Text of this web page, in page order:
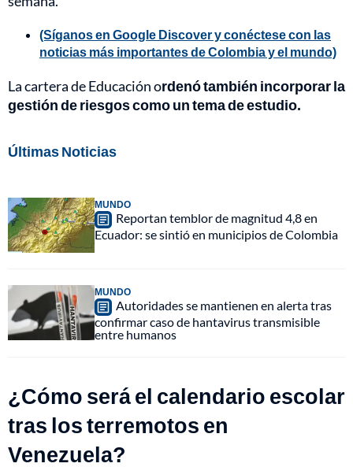
(Síganos en Google Discover y conéctese con las
noticias más importantes de Colombia y el mundo)
La cartera de Educación ordenó también incorporar la
gestión de riesgos como un tema de estudio.
Últimas Noticias
MUNDO
Reportan temblor de magnitud 4,8 en
Ecuador: se sintió en municipios de Colombia
MUNDO
Autoridades se mantienen en alerta tras
confirmar caso de hantavirus transmisible
entre humanos
¿Cómo será el calendario escolar
tras los terremotos en
Venezuela?